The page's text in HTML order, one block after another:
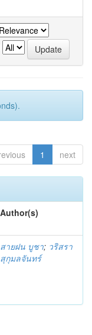
1 next
Author(s)
สายฝน บูชา; วริสรา
สุกุมลจันทร์